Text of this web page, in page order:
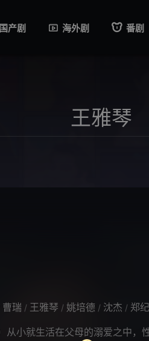
国产剧 海外剧 番剧
曹瑞 / 王雅琴 / 姚培德 / 沈杰 / 郑
小就生活在父母的溺爱之中，